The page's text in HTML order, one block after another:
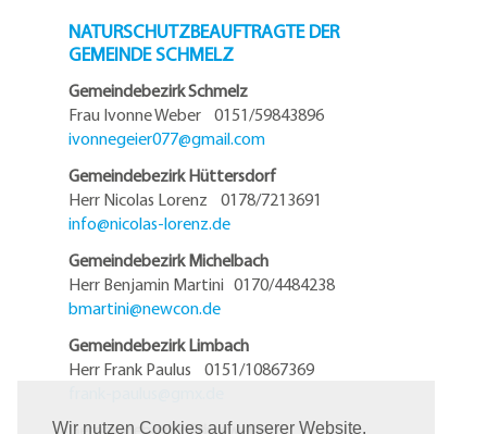
Wir nutzen Cookies auf unserer Website.
NATURSCHUTZBEAUFTRAGTE DER
GEMEINDE SCHMELZ
Gemeindebezirk Schmelz
Frau Ivonne Weber 0151/59843896
ivonnegeier077@gmail.com
Gemeindebezirk Hüttersdorf
Herr Nicolas Lorenz 0178/7213691
info@nicolas-lorenz.de
Gemeindebezirk Michelbach
Herr Benjamin Martini 0170/4484238
bmartini@newcon.de
Gemeindebezirk Limbach
Herr Frank Paulus 0151/10867369
Gemeindebezirk Primsweiler